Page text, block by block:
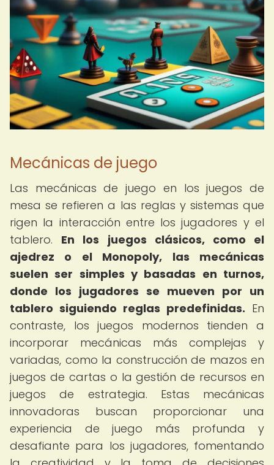
Mecánicas de juego
Las mecánicas de juego en los juegos de
mesa se refieren a las reglas y sistemas que
rigen la interacción entre los jugadores y el
tablero. En los juegos clásicos, como el
ajedrez o el Monopoly, las mecánicas
suelen ser simples y basadas en turnos,
donde los jugadores se mueven por un
tablero siguiendo reglas predefinidas. En
contraste, los juegos modernos tienden a
incorporar mecánicas más complejas y
variadas, como la construcción de mazos en
juegos de cartas o la gestión de recursos en
juegos de estrategia. Estas mecánicas
innovadoras buscan proporcionar una
experiencia de juego más profunda y
desafiante para los jugadores, fomentando